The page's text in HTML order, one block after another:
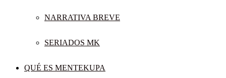
NARRATIVA BREVE
SERIADOS MK
QUÉ ES MENTEKUPA